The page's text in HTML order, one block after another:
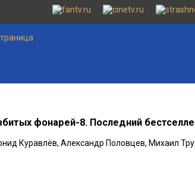
фонарей-8. Последний
Куравлёв, Александр Половцев, Михаил